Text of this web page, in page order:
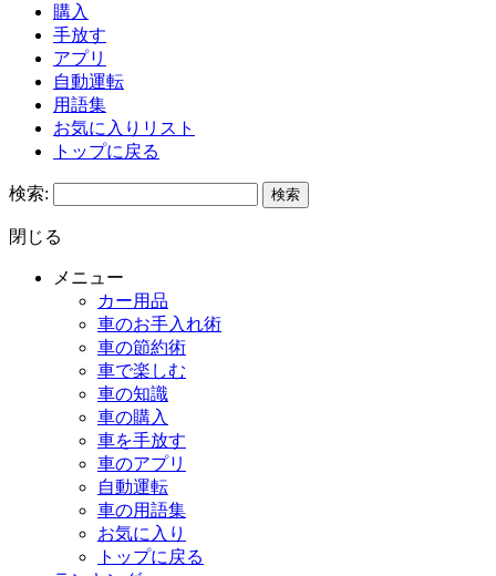
購入
手放す
アプリ
自動運転
用語集
お気に入りリスト
トップに戻る
検索:
閉じる
メニュー
カー用品
車のお手入れ術
車の節約術
車で楽しむ
車の知識
車の購入
車を手放す
車のアプリ
自動運転
車の用語集
お気に入り
トップに戻る